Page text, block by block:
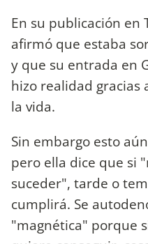
En su publicación en
afirmó que estaba
y que su entrada en
hizo realidad gracias
la vida.
Sin embargo esto
pero ella dice que si
suceder", tarde o
cumplirá. Se
"magnética" porque